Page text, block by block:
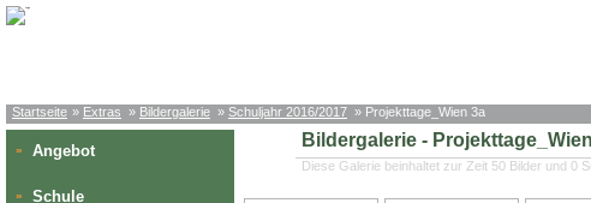
Startseite » Extras » Bildergalerie » Schuljahr 2016/2017 » Projekttage_Wien 3a
» Angebot
» Schule
Bildergalerie -
Diese Galerie beinhaltet zur Zeit 50 Bilder und 0